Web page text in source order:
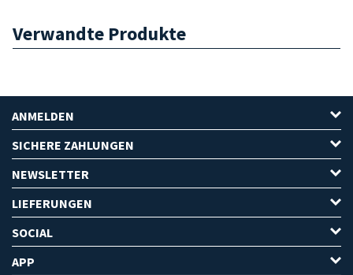
Verwandte Produkte
ANMELDEN
SICHERE ZAHLUNGEN
NEWSLETTER
LIEFERUNGEN
SOCIAL
APP